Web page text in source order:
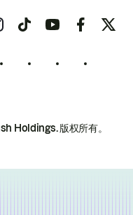
Holdings.版权所有。